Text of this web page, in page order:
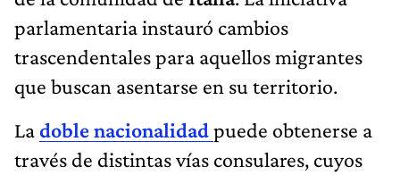
parlamentaria instauró cambios
trascendentales para aquellos migrantes
que buscan asentarse en su territorio.
Ladoble nacionalidadpuede obtenerse a
través de distintas vías consulares, cuyos